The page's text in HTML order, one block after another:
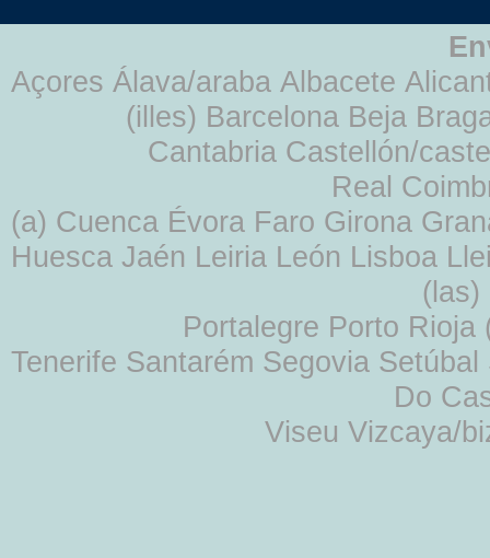
Açores Álava/araba Albacete
(illes) Barcelona Beja
Cantabria Castellón/
Real
(a) Cuenca Évora Faro Girona
Huesca Jaén Leiria León Lisboa
Portalegre Porto
Tenerife Santarém Segovia
Do
Viseu Vizcaya/